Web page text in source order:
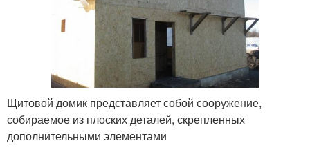
Щитовой домик представляет собой сооружение,
собираемое из плоских деталей, скрепленных
дополнительными элементами